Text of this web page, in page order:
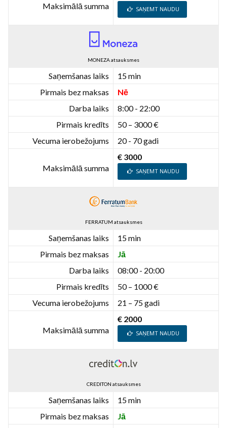
Maksimālā summa SAŅEMT NAUDU
MONEZA atsauksmes
Saņemšanas laiks
15 min
Pirmais bez maksas
Nē
Darba laiks
8:00 - 22:00
Pirmais kredīts
50 – 3000 €
Vecuma ierobežojums
20 - 70 gadi
Maksimālā summa
€ 3000
SAŅEMT NAUDU
FERRATUM atsauksmes
Saņemšanas laiks
15 min
Pirmais bez maksas
Jā
Darba laiks
08:00 - 20:00
Pirmais kredīts
50 – 1000 €
Vecuma ierobežojums
21 – 75 gadi
Maksimālā summa
€ 2000
SAŅEMT NAUDU
CREDITON atsauksmes
Saņemšanas laiks
15 min
Pirmais bez maksas
Jā